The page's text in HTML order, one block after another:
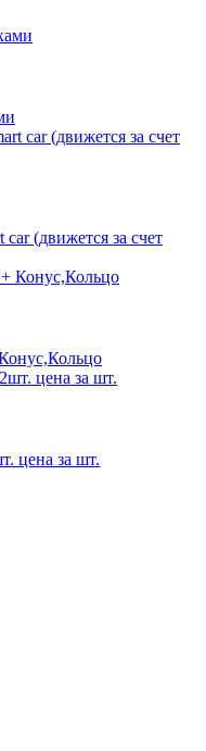
(движется за счет
цена за шт.